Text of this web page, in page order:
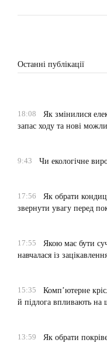
Останні публікації
18:08
Як змінилися
запас ходу та нові
9:43
Чи екологічне
17:56
Як обрати
звернути увагу перед
17:55
Якою має бути
навчалася із
15:35
Комп’ютерне
й підлога впливають на
13:59
Як обрати